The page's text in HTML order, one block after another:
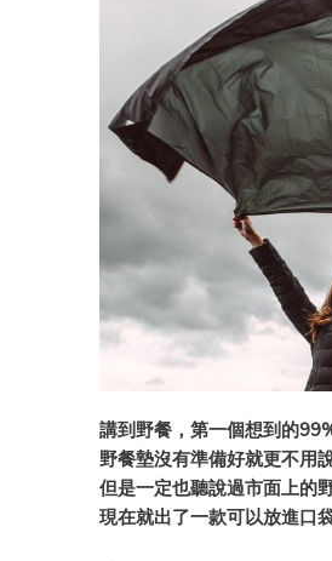
講到野餐，第一個想到的
野餐墊沒有準備好就更不用
但是一定也聽說過市面上的
現在就出了一款可以放進口